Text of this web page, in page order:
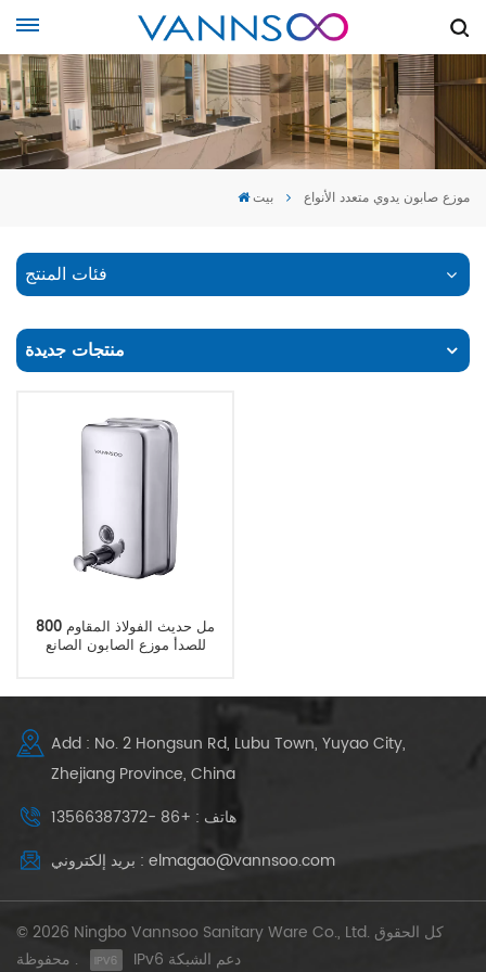
بيت موزع صابون يدوي متعدد الأنواع
فئات المنتج
منتجات جديدة
800 مل حديث الفولاذ المقاوم
للصدأ موزع الصابون الصانع
Add : No. 2 Hongsun Rd, Lubu Town, Yuyao City,
Zhejiang Province, China
هاتف : +86 -13566387372
بريد إلكتروني : elmagao@vannsoo.com
© 2026 Ningbo Vannsoo Sanitary Ware Co., Ltd. كل الحقوق
محفوظة .
IPv6 دعم الشبكة